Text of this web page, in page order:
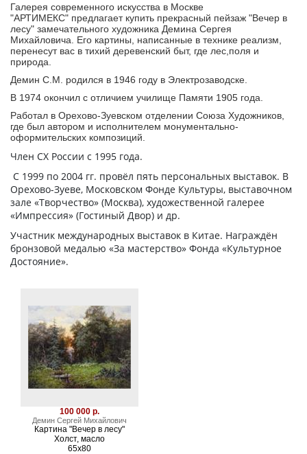
Галерея современного искусства в Москве
"АРТИМЕКС" предлагает купить прекрасный пейзаж "Вечер в
лесу" замечательного художника Демина Сергея
Михайловича. Его картины, написанные в технике реализм,
перенесут вас в тихий деревенский быт, где лес,поля и
природа.
Демин С.М. родился в 1946 году в Электрозаводске.
В 1974 окончил с отличием училище Памяти 1905 года.
Работал в Орехово-Зуевском отделении Союза Художников,
где был автором и исполнителем монументально-
оформительских композиций.
Член СХ России с 1995 года.
С 1999 по 2004 гг. провёл пять персональных выставок. В
Орехово-Зуеве, Московском Фонде Культуры, выставочном
зале «Творчество» (Москва), художественной галерее
«Импрессия» (Гостиный Двор) и др.
Участник международных выставок в Китае. Награждён
бронзовой медалью «За мастерство» Фонда «Культурное
Достояние».
100 000 р.
Демин Сергей Михайлович
Картина "Вечер в лесу"
Холст, масло
65х80